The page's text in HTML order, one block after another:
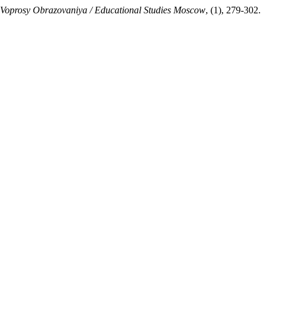
Voprosy Obrazovaniya / Educational Studies Moscow, (1), 279-302.